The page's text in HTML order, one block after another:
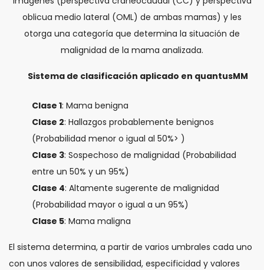
oblicua medio lateral (OML) de ambas mamas) y les
otorga una categoría que determina la situación de
malignidad de la mama analizada.
Sistema de clasificación aplicado en quantusMM
Clase 1: Mama benigna
Clase 2: Hallazgos probablemente benignos
(Probabilidad menor o igual al 50%> )
Clase 3: Sospechoso de malignidad (Probabilidad
entre un 50% y un 95%)
Clase 4: Altamente sugerente de malignidad
(Probabilidad mayor o igual a un 95%)
Clase 5: Mama maligna
El sistema determina, a partir de varios umbrales cada uno
con unos valores de sensibilidad, especificidad y valores